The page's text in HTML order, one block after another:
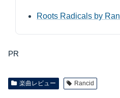
Roots Radicals by
PR
楽曲レビュー Rancid